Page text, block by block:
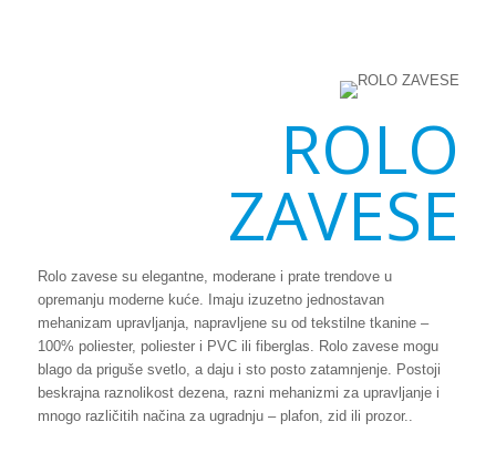
ROLO
ZAVESE
Rolo zavese su elegantne, moderane i prate trendove u
opremanju moderne kuće. Imaju izuzetno jednostavan
mehanizam upravljanja, napravljene su od tekstilne tkanine –
100% poliester, poliester i PVC ili fiberglas. Rolo zavese mogu
blago da priguše svetlo, a daju i sto posto zatamnjenje. Postoji
beskrajna raznolikost dezena, razni mehanizmi za upravljanje i
mnogo različitih načina za ugradnju – plafon, zid ili prozor..